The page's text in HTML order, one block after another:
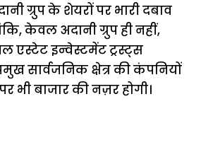
ग्रुप के शेयरों पर भारी दबाव
केवल अदानी ग्रुप ही नहीं,
एस्टेट इन्वेस्टमेंट ट्रस्ट्स
सार्वजनिक क्षेत्र की कंपनियों
भी बाजार की नज़र होगी।